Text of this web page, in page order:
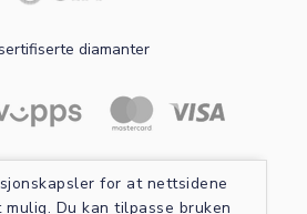
for at nettsidene
Du kan tilpasse bruken
diamanter
om sikker betaling